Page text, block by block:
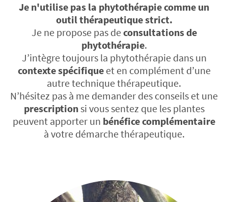
Je n'utilise pas la phytothérapie comme un
outil thérapeutique strict.
Je ne propose pas deconsultations de
phytothérapie.
J’intègre toujours la phytothérapie dans un
contexte spécifiqueet en complément d’une
autre technique thérapeutique.
N’hésitez pas à me demander des conseils et une
prescriptionsi vous sentez que les plantes
peuvent apporter un bénéfice complémentaire
à votre démarche thérapeutique.